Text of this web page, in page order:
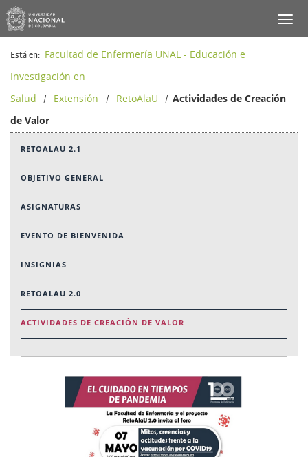
Está en: Facultad de Enfermería UNAL - Educación e
Investigación en
Salud
/ Extensión / RetoAlaU / Actividades de Creación
de Valor
RETOALAU 2.1
OBJETIVO GENERAL
ASIGNATURAS
EVENTO DE BIENVENIDA
INSIGNIAS
RETOALAU 2.0
ACTIVIDADES DE CREACIÓN DE VALOR